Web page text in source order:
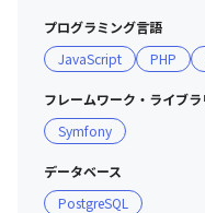
プログラミング言語
JavaScript
PHP
フレームワーク・ライブラ
Symfony
データベース
PostgreSQL